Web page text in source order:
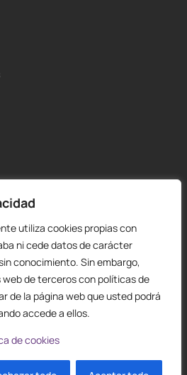
utiliza cookies propias con
ni cede datos de carácter
conocimiento. Sin embargo,
de terceros con políticas de
de la página web que usted podrá
accede a ellos.
de cookies
Sambara #101 (Madrid,
23 09 14